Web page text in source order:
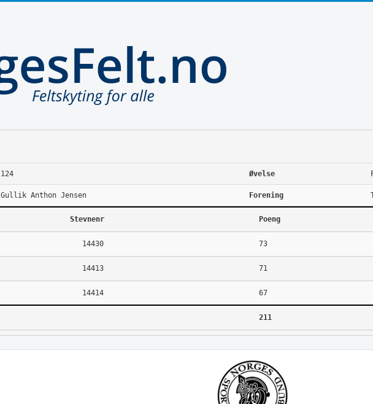
124 Øvelse
Gullik Anthon Jensen Forening
Stevnenr Poeng
14430 73
14413 71
14414 67
211